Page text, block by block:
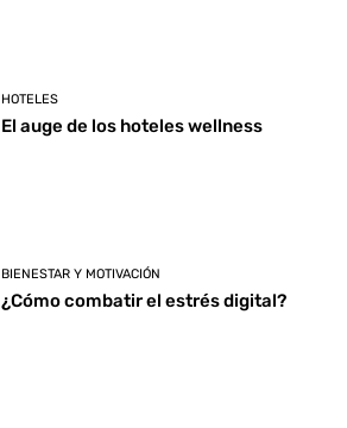
HOTELES
El auge de los hoteles wellness
BIENESTAR Y MOTIVACIÓN
¿Cómo combatir el estrés digital?